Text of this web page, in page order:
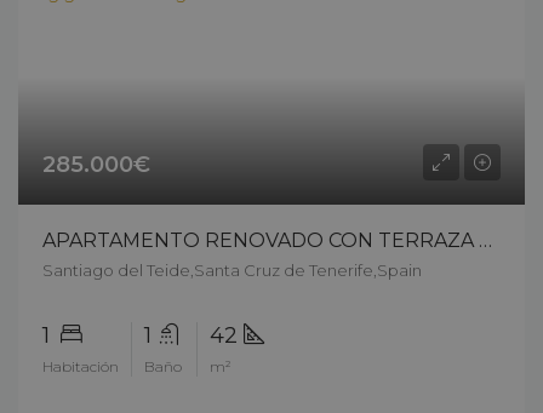
285.000€
APARTAMENTO RENOVADO CON TERRAZA Y VISTAS AL MAR ? LOS GIGANTES – 13403ck26
Santiago del Teide,Santa Cruz de Tenerife,Spain
1
Habitación
1
Baño
42
m²